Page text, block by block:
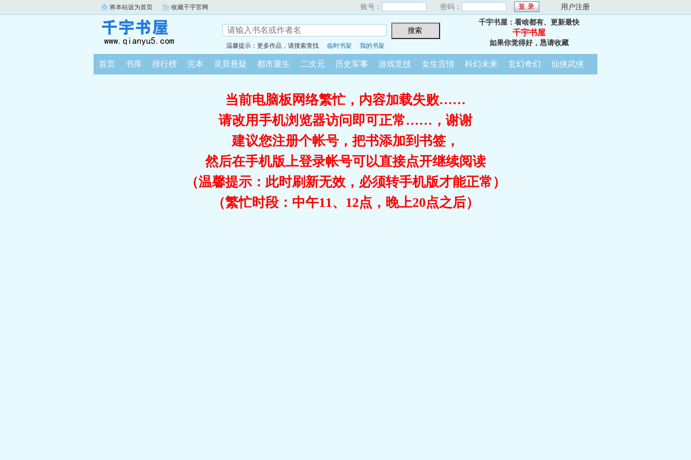
将本站设为首页 收藏千宇官网 账号： 密码： 用户注册
温馨提示：更多作品，请搜索查找 临时书架 我的书架
千宇书屋：看啥都有、更新最快
千宇书屋
如果你觉得好，恳请收藏
首页 书库 排行榜 完本 灵异悬疑 都市重生 二次元 历史军事 游戏竞技 女生言情 科幻未来 玄幻奇幻 仙侠武侠
当前电脑板网络繁忙，内容加载失败……
请改用手机浏览器访问即可正常……，谢谢
建议您注册个帐号，把书添加到书签，
然后在手机版上登录帐号可以直接点开继续阅读
（温馨提示：此时刷新无效，必须转手机版才能正常）
（繁忙时段：中午11、12点，晚上20点之后）